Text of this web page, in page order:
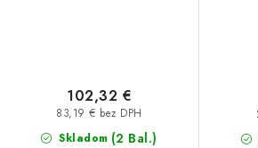
Skladom (2 Bal.)
83,19 € bez DPH
102,32 €